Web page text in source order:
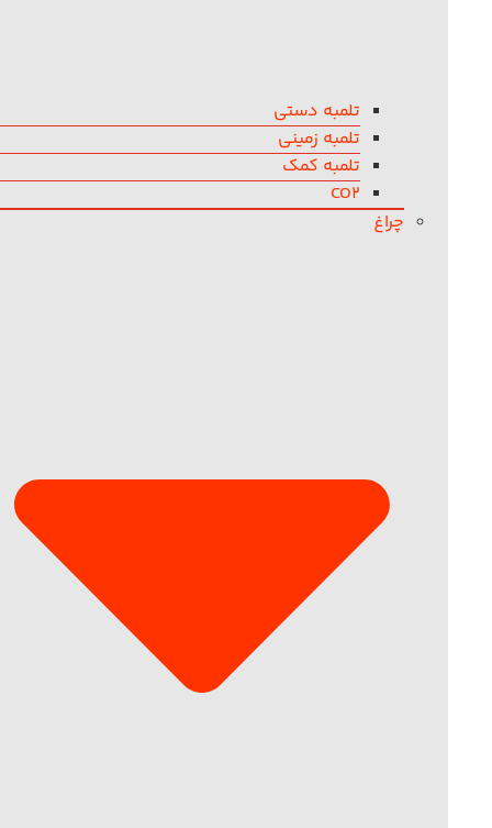
تلمبه دستی
تلمبه زمینی
تلمبه کمک
CO2
چراغ